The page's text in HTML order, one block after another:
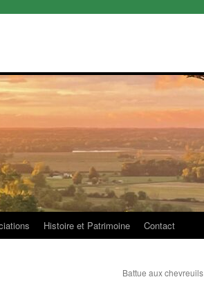
Histoire et Patrimoine Contact
Battue aux chevreuils